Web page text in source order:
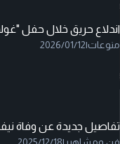
اندلاع حريق خلال حفل "غولدن
منوعات|
2026/01/12
تفاصيل جديدة عن وفاة